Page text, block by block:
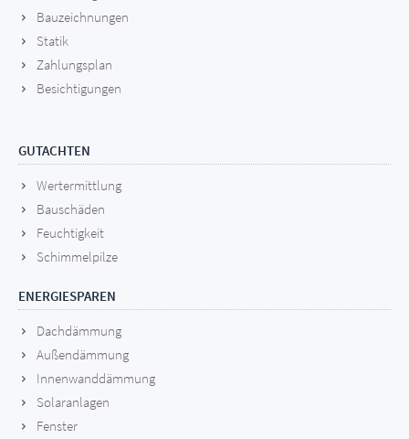
Bauzeichnungen
Statik
Zahlungsplan
Besichtigungen
GUTACHTEN
Wertermittlung
Bauschäden
Feuchtigkeit
Schimmelpilze
ENERGIESPAREN
Dachdämmung
Außendämmung
Innenwanddämmung
Solaranlagen
Fenster